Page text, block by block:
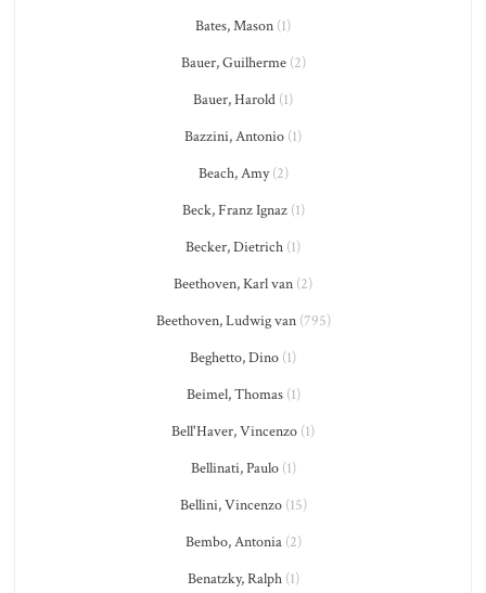
Bates, Mason (1)
Bauer, Guilherme(2)
Bauer, Harold (1)
Bazzini, Antonio (1)
Beach, Amy(2)
Beck, Franz Ignaz(1)
Becker, Dietrich (1)
Beethoven, Karl van (2)
Beethoven, Ludwig van(795)
Beghetto, Dino (1)
Beimel, Thomas(1)
Bell'Haver, Vincenzo (1)
Bellinati, Paulo(1)
Bellini, Vincenzo(15)
Bembo, Antonia(2)
Benatzky, Ralph(1)